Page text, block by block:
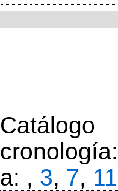
a: , 3, 7, 11